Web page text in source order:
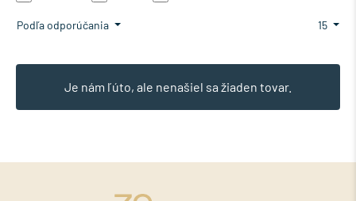
Podľa odporúčania 15
Je nám ľúto, ale nenašiel sa žiaden tovar.